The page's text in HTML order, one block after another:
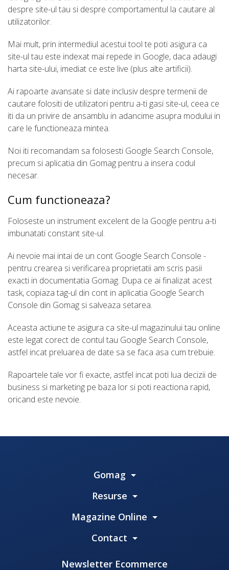
despre site-ul tau si despre comportamentul la cautare al
utilizatorilor.
Mai mult, prin intermediul acestui tool te poti asigura ca
site-ul tau este indexat mai repede in Google, daca adaugi
harta site-ului, imediat ce este live (plus alte artificii).
Ai rapoarte avansate si date inclusiv despre termenii de
cautare folositi de utilizatori pentru a-ti gasi site-ul, ceea ce
iti da un privire de ansamblu in adancime asupra modului in
care le functioneaza mintea.
Noi iti recomandam sa folosesti Google Search Console,
precum si aplicatia din Gomag pentru a insera codul
necesar.
Cum functioneaza?
Foloseste un instrument excelent de la Google pentru a-ti
imbunatati constant site-ul.
Ai nevoie mai intai de un cont Google Search Console -
pentru crearea si verificarea proprietatii am scris pasii
exacti in documentatia Gomag. Dupa ce ai finalizat acest
task, copiaza tag-ul din cont in aplicatia Google Search
Console din Gomag si salveaza setarea.
Aceasta actiune te asigura ca site-ul magazinului tau online
este legat corect de contul tau Google Search Console,
astfel incat preluarea de date sa se faca asa cum trebuie.
Rapoartele tale vor fi exacte, astfel incat poti lua decizii de
business si marketing pe baza lor si poti reactiona rapid,
oricand este nevoie.
Gomag
Resurse
Magazine Online
Contact
Newsletter Ecommerce